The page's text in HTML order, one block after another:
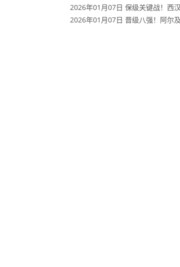
2026年01月07日 保级关键战！西
2026年01月07日 晋级八强！阿尔